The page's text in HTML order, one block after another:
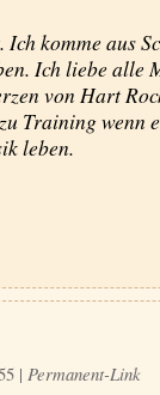
komme aus
Ich liebe alle
von Hart
Training wenn
leben.
| Permanent-Link